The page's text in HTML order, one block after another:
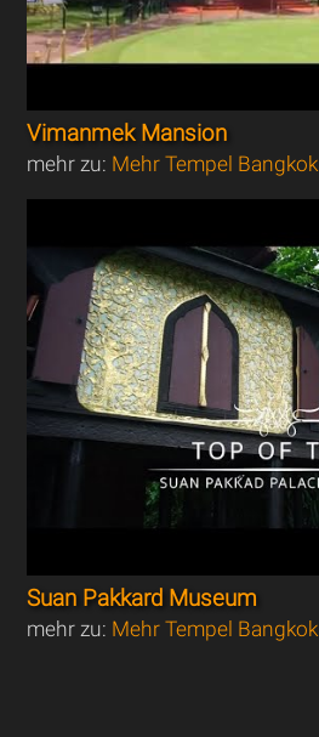
Vimanmek Mansion
mehr zu: Mehr Tempel Bangkok
Suan Pakkard Museum
mehr zu: Mehr Tempel Bangkok